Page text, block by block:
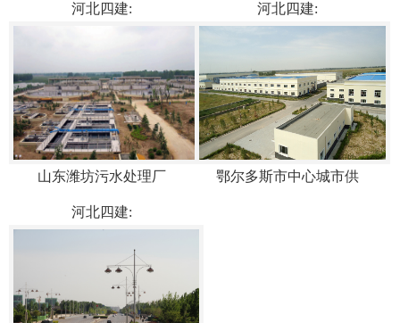
河北四建:
山东潍坊污水处理厂
河北四建:
鄂尔多斯市中心城市供
河北四建: